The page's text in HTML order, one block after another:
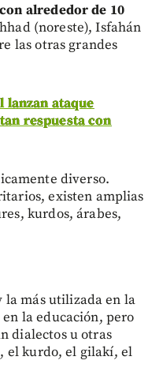
alrededor de 10
(noreste), Isfahán
las otras grandes
lanzan ataque
respuesta con
diverso.
existen amplias
kurdos, árabes,
la más utilizada en la
la educación, pero
dialectos u otras
el kurdo, el gilakí, el